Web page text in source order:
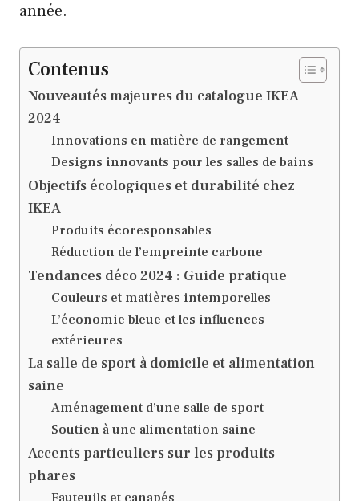
année.
Contenus
Nouveautés majeures du catalogue IKEA
2024
Innovations en matière de rangement
Designs innovants pour les salles de bains
Objectifs écologiques et durabilité chez
IKEA
Produits écoresponsables
Réduction de l’empreinte carbone
Tendances déco 2024 : Guide pratique
Couleurs et matières intemporelles
L’économie bleue et les influences
extérieures
La salle de sport à domicile et alimentation
saine
Aménagement d’une salle de sport
Soutien à une alimentation saine
Accents particuliers sur les produits
phares